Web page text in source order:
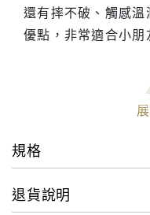
還有摔不破、觸感
優點，非常適合小朋
規格
退貨說明